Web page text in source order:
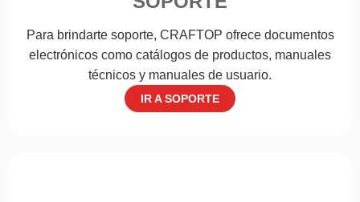
Para brindarte soporte, CRAFTOP ofrece documentos
electrónicos como catálogos de productos, manuales
técnicos y manuales de usuario.
IR A SOPORTE